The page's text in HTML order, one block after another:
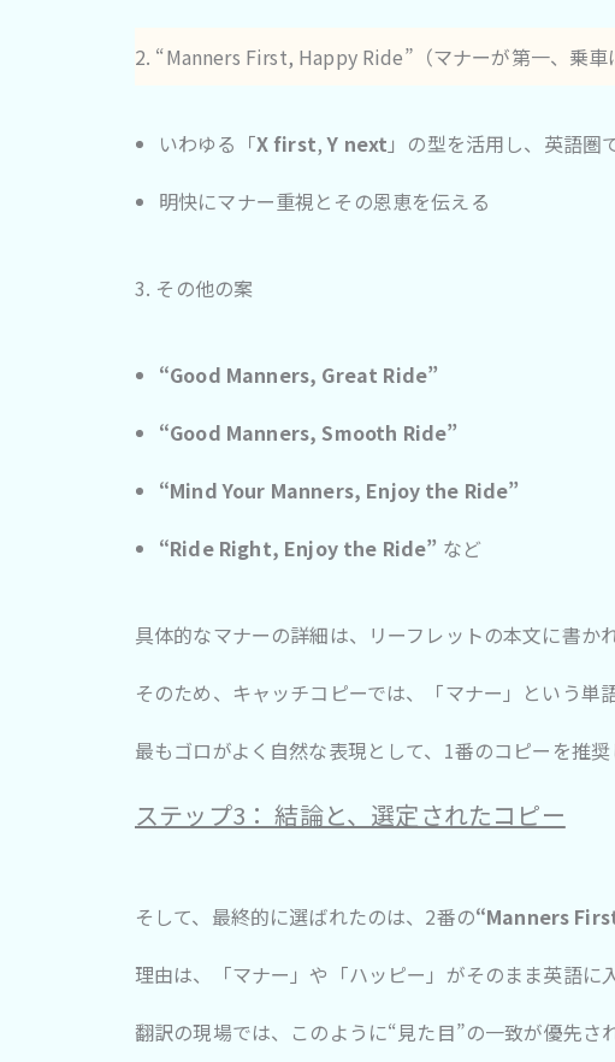
2. “Manners First, Happy Ride”（マナーが第一、乗車
いわゆる「X first,Y next 」の型を活用し、英語圏
明快にマナー重視とその恩恵を伝える
3. その他の案
“Good Manners, Great Ride”
“Good Manners, Smooth Ride”
“Mind Your Manners, Enjoy the Ride”
“Ride Right, Enjoy the Ride” など
具体的なマナーの詳細は、リーフレットの本文に書か
そのため、キャッチコピーでは、「マナー」という単
最もゴロがよく自然な表現として、1番のコピーを推
ステップ3： 結論と、選定されたコピー
そして、最終的に選ばれたのは、2番の“Manners
理由は、「マナー」や「ハッピー」がそのまま英語に
翻訳の現場では、このように“見た目”の一致が優先さ